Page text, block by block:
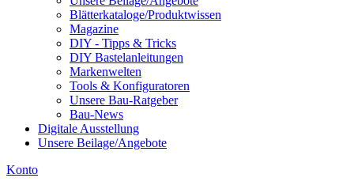
Blätterkataloge/Produktwissen
Magazine
DIY - Tipps & Tricks
DIY Bastelanleitungen
Markenwelten
Tools & Konfiguratoren
Unsere Bau-Ratgeber
Bau-News
Digitale Ausstellung
Unsere Beilage/Angebote
Konto